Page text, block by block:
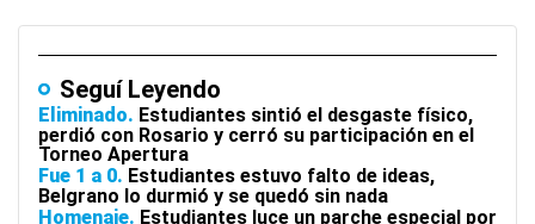
Seguí Leyendo
Eliminado Estudiantes sintió el desgaste físico,
perdió con Rosario y cerró su participación en el
Torneo Apertura
Fue 1 a 0 Estudiantes estuvo falto de ideas,
Belgrano lo durmió y se quedó sin nada
Homenaje Estudiantes luce un parche especial por